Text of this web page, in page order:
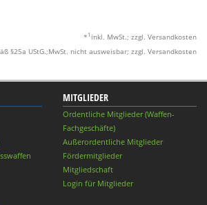
* 1 inkl. MwSt.; zzgl. Versandkosten
§25a UStG.;MwSt. nicht ausweisbar; zzgl. Versandkosten
MITGLIEDER
Ordentliche Mitglieder (Waffen-
Fachgeschäfte)
Außerordentliche Mitglieder
Fördermitglieder
Mitgliedschaft
Login für Mitglieder